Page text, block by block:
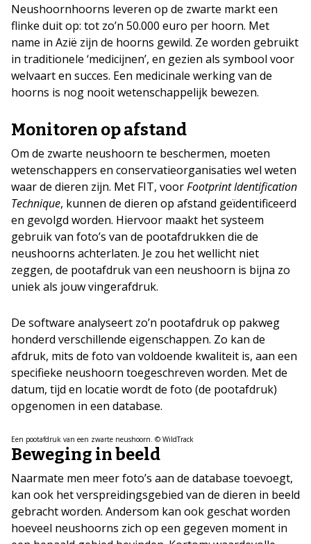
Neushoornhoorns leveren op de zwarte markt een
flinke duit op: tot zo’n 50.000 euro per hoorn. Met
name in Azië zijn de hoorns gewild. Ze worden gebruikt
in traditionele ‘medicijnen’, en gezien als symbool voor
welvaart en succes. Een medicinale werking van de
hoorns is nog nooit wetenschappelijk bewezen.
Monitoren op afstand
Om de zwarte neushoorn te beschermen, moeten
wetenschappers en conservatieorganisaties wel weten
waar de dieren zijn. Met FIT, voorFootprint Identification
Technique, kunnen de dieren op afstand geïdentificeerd
en gevolgd worden. Hiervoor maakt het systeem
gebruik van foto’s van de pootafdrukken die de
neushoorns achterlaten. Je zou het wellicht niet
zeggen, de pootafdruk van een neushoorn is bijna zo
uniek als jouw vingerafdruk.
De software analyseert zo’n pootafdruk op pakweg
honderd verschillende eigenschappen. Zo kan de
afdruk, mits de foto van voldoende kwaliteit is, aan een
specifieke neushoorn toegeschreven worden. Met de
datum, tijd en locatie wordt de foto (de pootafdruk)
opgenomen in een database.
Een pootafdruk van een zwarte neushoorn. © WildTrack
Beweging in beeld
Naarmate men meer foto’s aan de database toevoegt,
kan ook het verspreidingsgebied van de dieren in beeld
gebracht worden. Andersom kan ook geschat worden
hoeveel neushoorns zich op een gegeven moment in